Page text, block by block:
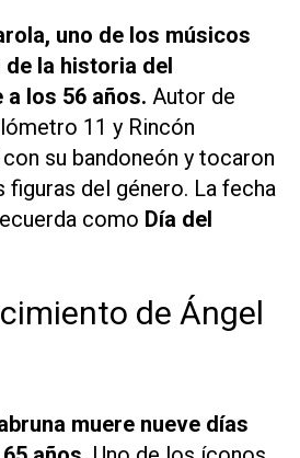
uno de los músicos
la historia del
a los 56 años. Autor de
11 y Rincón
su bandoneón y tocaron
figuras del género. La fecha
como Día del
de Ángel
muere nueve días